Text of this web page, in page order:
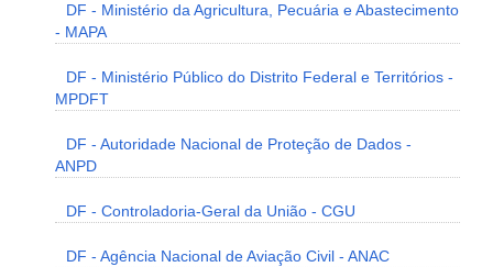
DF - Ministério da Agricultura, Pecuária e Abastecimento
- MAPA
DF - Ministério Público do Distrito Federal e Territórios -
MPDFT
DF - Autoridade Nacional de Proteção de Dados -
ANPD
DF - Controladoria-Geral da União - CGU
DF - Agência Nacional de Aviação Civil - ANAC